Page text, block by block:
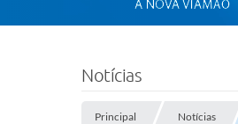
Notícias
Principal Notícias